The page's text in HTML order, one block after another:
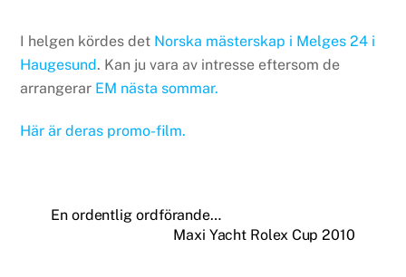
I helgen kördes det Norska mästerskap i Melges 24 i
Haugesund. Kan ju vara av intresse eftersom de
arrangerar EM nästa sommar.
Här är deras promo-film.
En ordentlig ordförande…
Maxi Yacht Rolex Cup 2010